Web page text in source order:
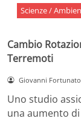
Scienze /
Cambio
Terremoti
Giovanni Fortunato
Uno studio
una aumento